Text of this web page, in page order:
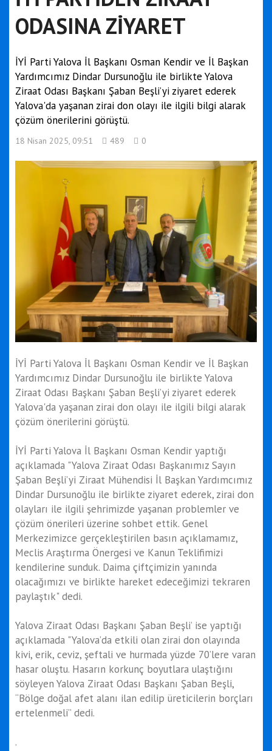
ODASINA ZİYARET
İYİ Parti Yalova İl Başkanı Osman Kendir ve İl Başkan
Yardımcımız Dindar Dursunoğlu ile birlikte Yalova
Ziraat Odası Başkanı Şaban Beşli’yi ziyaret ederek
Yalova'da yaşanan zirai don olayı ile ilgili bilgi alarak
çözüm önerilerini görüştü.
18 Nisan 2025, 09:51 489 0
İYİ Parti Yalova İl Başkanı Osman Kendir ve İl Başkan
Yardımcımız Dindar Dursunoğlu ile birlikte Yalova
Ziraat Odası Başkanı Şaban Beşli’yi ziyaret ederek
Yalova'da yaşanan zirai don olayı ile ilgili bilgi alarak
çözüm önerilerini görüştü.
İYİ Parti Yalova İl Başkanı Osman Kendir yaptığı
açıklamada "Yalova Ziraat Odası Başkanımız Sayın
Şaban Beşli’yi Ziraat Mühendisi İl Başkan Yardımcımız
Dindar Dursunoğlu ile birlikte ziyaret ederek, zirai don
olayları ile ilgili şehrimizde yaşanan problemler ve
çözüm önerileri üzerine sohbet ettik. Genel
Merkezimizce gerçekleştirilen basın açıklamamız,
Meclis Araştırma Önergesi ve Kanun Teklifimizi
kendilerine sunduk. Daima çiftçimizin yanında
olacağımızı ve birlikte hareket edeceğimizi tekraren
paylaştık" dedi.
Yalova Ziraat Odası Başkanı Şaban Beşli’ ise yaptığı
açıklamada "Yalova’da etkili olan zirai don olayında
kivi, erik, ceviz, şeftali ve hurmada yüzde 70’lere varan
hasar oluştu. Hasarın korkunç boyutlara ulaştığını
söyleyen Yalova Ziraat Odası Başkanı Şaban Beşli,
“Bölge doğal afet alanı ilan edilip üreticilerin borçları
ertelenmeli’’ dedi.
.